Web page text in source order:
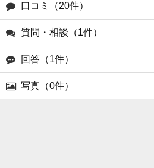
口コミ（20件）
質問・相談（1件）
回答（1件）
写真（0件）